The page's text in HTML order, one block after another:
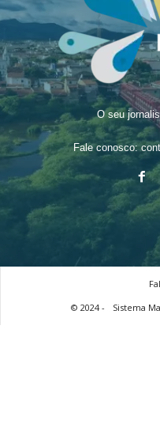
O seu
Fale conosco:
© 2024 -
Sistema